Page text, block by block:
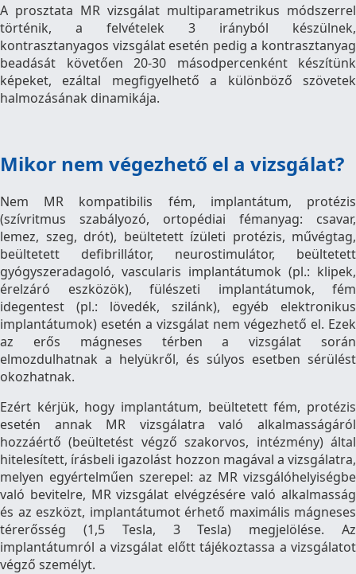
A prosztata MR vizsgálat multiparametrikus módszerrel
történik, a felvételek 3 irányból készülnek,
kontrasztanyagos vizsgálat esetén pedig a kontrasztanyag
beadását követően 20-30 másodpercenként készítünk
képeket, ezáltal megfigyelhető a különböző szövetek
halmozásának dinamikája.
Mikor nem végezhető el a vizsgálat?
Nem MR kompatibilis fém, implantátum, protézis
(szívritmus szabályozó, ortopédiai fémanyag: csavar,
lemez, szeg, drót), beültetett ízületi protézis, művégtag,
beültetett defibrillátor, neurostimulátor, beültetett
gyógyszeradagoló, vascularis implantátumok (pl.: klipek,
érelzáró eszközök), fülészeti implantátumok, fém
idegentest (pl.: lövedék, szilánk), egyéb elektronikus
implantátumok) esetén a vizsgálat nem végezhető el. Ezek
az erős mágneses térben a vizsgálat során
elmozdulhatnak a helyükről, és súlyos esetben sérülést
okozhatnak.
Ezért kérjük, hogy implantátum, beültetett fém, protézis
esetén annak MR vizsgálatra való alkalmasságáról
hozzáértő (beültetést végző szakorvos, intézmény) által
hitelesített, írásbeli igazolást hozzon magával a vizsgálatra,
melyen egyértelműen szerepel: az MR vizsgálóhelyiségbe
való bevitelre, MR vizsgálat elvégzésére való alkalmasság
és az eszközt, implantátumot érhető maximális mágneses
térerősség (1,5 Tesla, 3 Tesla) megjelölése. Az
implantátumról a vizsgálat előtt tájékoztassa a vizsgálatot
végző személyt.